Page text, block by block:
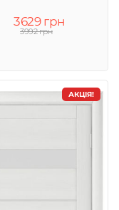
3629 грн
3992 грн
АКЦІЯ!